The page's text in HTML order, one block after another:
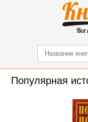
Популярная